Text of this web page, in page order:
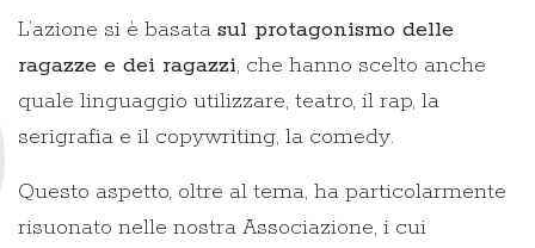
L’azione si è basata sul protagonismo delle
ragazze e dei ragazzi, che hanno scelto anche
quale linguaggio utilizzare, teatro, il rap, la
serigrafia e il copywriting, la comedy.
Questo aspetto, oltre al tema, ha particolarmente
risuonato nelle nostra Associazione, i cui